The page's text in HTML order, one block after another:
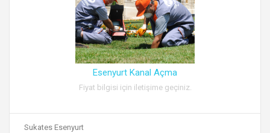
Esenyurt Kanal Açma
Fiyat bilgisi için iletişime geçiniz.
Sukates Esenyurt